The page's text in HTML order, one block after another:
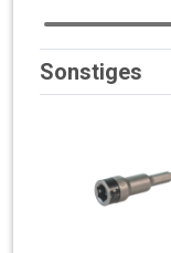
Sonstiges